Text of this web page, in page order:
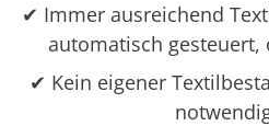
✔ Immer ausreichend
automatisch gesteuert,
✔ Kein eigener